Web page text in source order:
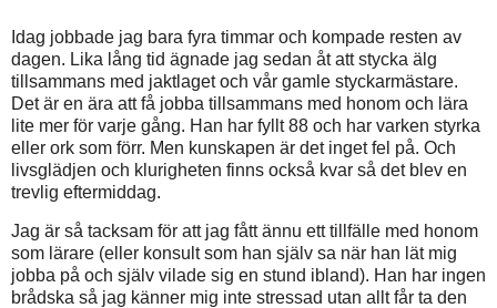
Idag jobbade jag bara fyra timmar och kompade resten av
dagen. Lika lång tid ägnade jag sedan åt att stycka älg
tillsammans med jaktlaget och vår gamle styckarmästare.
Det är en ära att få jobba tillsammans med honom och lära
lite mer för varje gång. Han har fyllt 88 och har varken styrka
eller ork som förr. Men kunskapen är det inget fel på. Och
livsglädjen och klurigheten finns också kvar så det blev en
trevlig eftermiddag.
Jag är så tacksam för att jag fått ännu ett tillfälle med honom
som lärare (eller konsult som han själv sa när han lät mig
jobba på och själv vilade sig en stund ibland). Han har ingen
brådska så jag känner mig inte stressad utan allt får ta den